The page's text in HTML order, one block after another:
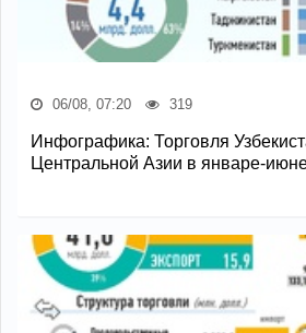
06/08, 07:20 319
Инфографика: Торговля
Центральной Азии в январе-